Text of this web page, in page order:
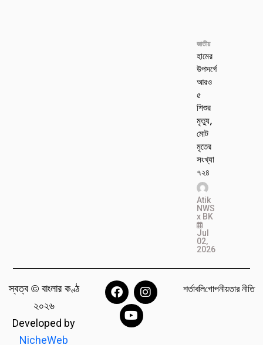
জাতীয়
হামের
উপসর্গে
আরও
৫
শিশুর
মৃত্যু,
মোট
মৃতের
সংখ্যা
৭২৪
Atik
NWS
x BK
Jul
02,
2026
স্বত্ব © বাংলার কণ্ঠ
২০২৬
Developed by
NicheWeb
শর্তাবলিগোপনীয়তার নীতি